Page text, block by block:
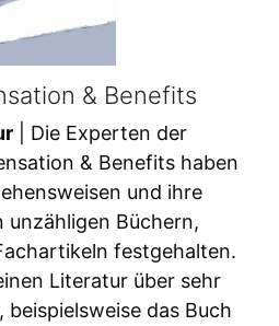
& Benefits
| Die Experten der
& Benefits haben
und ihre
unzähligen Büchern,
festgehalten.
Literatur über sehr
das Buch